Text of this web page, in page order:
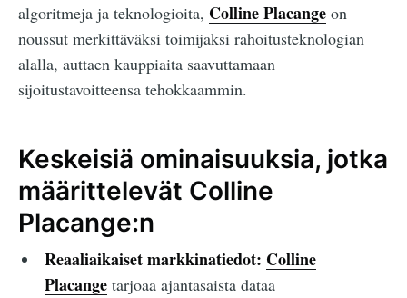
algoritmeja ja teknologioita, Colline Placange on
noussut merkittäväksi toimijaksi rahoitusteknologian
alalla, auttaen kauppiaita saavuttamaan
sijoitustavoitteensa tehokkaammin.
Keskeisiä ominaisuuksia, jotka
määrittelevät Colline
Placange:n
Reaaliaikaiset markkinatiedot: Colline
Placangetarjoaa ajantasaista dataa